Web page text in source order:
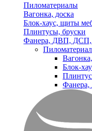
Пиломатериалы
Вагонка, доска
Блок-хаус, щиты
Плинтусы, бруски
Фанера, ДВП, ДСП,
Блок-